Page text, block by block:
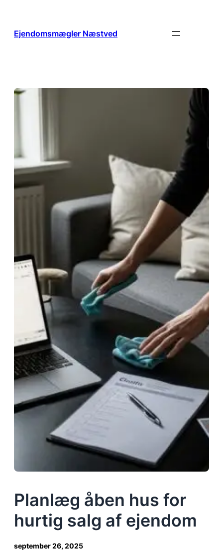
indhold
Ejendomsmægler Næstved
Planlæg åben hus for
hurtig salg af ejendom
september 26, 2025